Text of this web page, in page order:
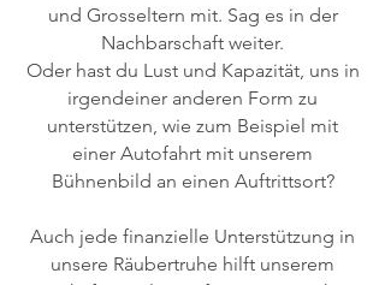
und Grosseltern mit. Sag es in der
Nachbarschaft weiter.
Oder hast du Lust und Kapazität, uns in
irgendeiner anderen Form zu
unterstützen, wie zum Beispiel mit
einer Autofahrt mit unserem
Bühnenbild an einen Auftrittsort?
Auch jede finanzielle Unterstützung in
unsere Räubertruhe hilft unserem